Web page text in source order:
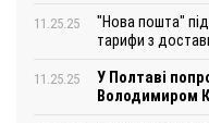
11.25.25
"Нова пошта"
тарифи з
11.25.25
У Полтаві
Володимиром